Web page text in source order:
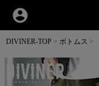
account_circle
DIVINER-TOP ボトムス